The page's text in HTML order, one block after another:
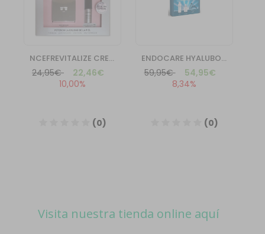
Visita nuestra tienda online aquí